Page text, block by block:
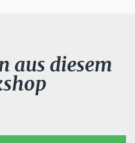
aus diesem